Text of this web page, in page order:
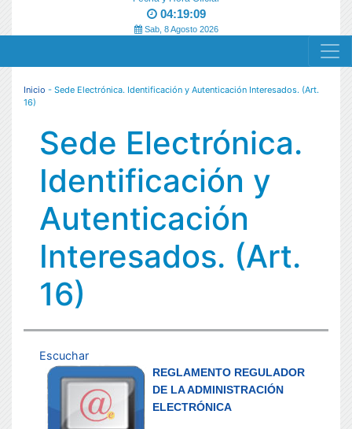
04:19:09
Sab, 8 Agosto 2026
MENÚ RESPONSIVE
Inicio - Sede Electrónica. Identificación y Autenticación Interesados. (Art.
16)
Sede Electrónica.
Identificación y
Autenticación
Interesados. (Art.
16)
Escuchar
REGLAMENTO REGULADOR
DE LA ADMINISTRACIÓN
ELECTRÓNICA